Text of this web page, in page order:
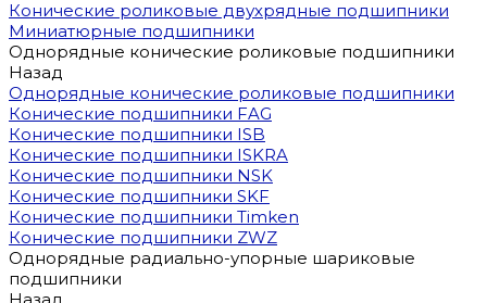
Конические роликовые двухрядные подшипники
Миниатюрные подшипники
Однорядные конические роликовые подшипники
Назад
Однорядные конические роликовые подшипники
Конические подшипники FAG
Конические подшипники ISB
Конические подшипники ISKRA
Конические подшипники NSK
Конические подшипники SKF
Конические подшипники Timken
Конические подшипники ZWZ
Однорядные радиально-упорные шариковые
подшипники